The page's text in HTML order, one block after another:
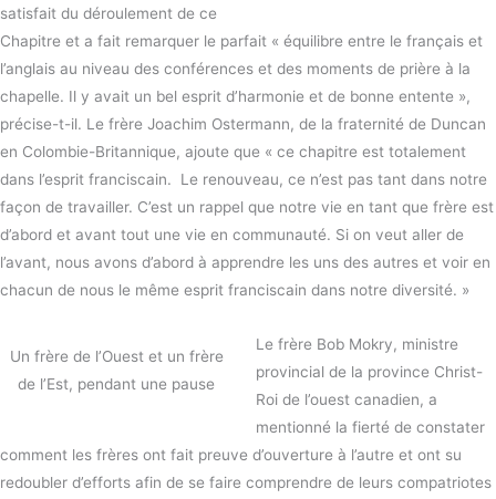
satisfait du déroulement de ce
Chapitre et a fait remarquer le parfait « équilibre entre le français et
l’anglais au niveau des conférences et des moments de prière à la
chapelle. Il y avait un bel esprit d’harmonie et de bonne entente »,
précise-t-il. Le frère Joachim Ostermann, de la fraternité de Duncan
en Colombie-Britannique, ajoute que « ce chapitre est totalement
dans l’esprit franciscain.
Le renouveau, ce n’est pas tant dans notre
façon de travailler. C’est un rappel que notre vie en tant que frère est
d’abord et avant tout une vie en communauté. Si on veut aller de
l’avant, nous avons d’abord à apprendre les uns des autres et voir en
chacun de nous le même esprit franciscain dans notre diversité. »
Un frère de l’Ouest et un frère
de l’Est, pendant une pause
Le frère Bob Mokry, ministre
provincial de la province Christ-
Roi de l’ouest canadien, a
mentionné la fierté de constater
comment les frères ont fait preuve d’ouverture à l’autre et ont su
redoubler d’efforts afin de se faire comprendre de leurs compatriotes